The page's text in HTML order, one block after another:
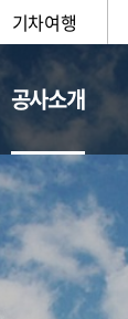
기차여행
공사소개
현황